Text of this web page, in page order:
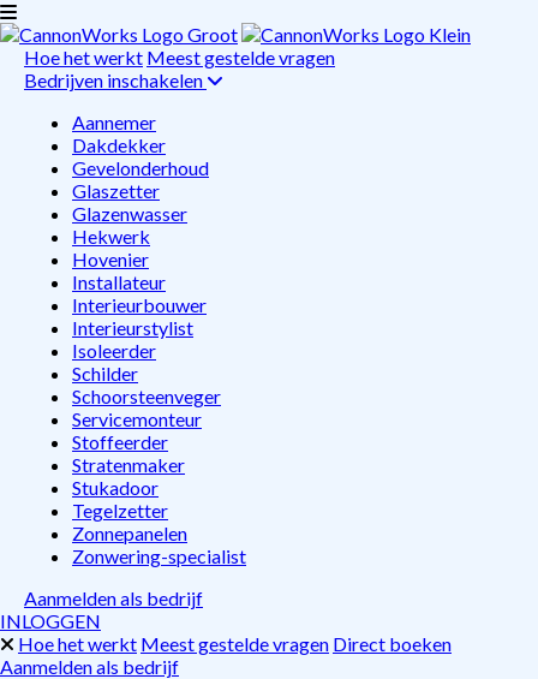
Hoe het werkt Meest gestelde vragen
Bedrijven inschakelen
Aannemer
Dakdekker
Gevelonderhoud
Glaszetter
Glazenwasser
Hekwerk
Hovenier
Installateur
Interieurbouwer
Interieurstylist
Isoleerder
Schilder
Schoorsteenveger
Servicemonteur
Stoffeerder
Stratenmaker
Stukadoor
Tegelzetter
Zonnepanelen
Zonwering-specialist
Aanmelden als bedrijf
INLOGGEN
Hoe het werkt Meest gestelde vragen Direct boeken
Aanmelden als bedrijf